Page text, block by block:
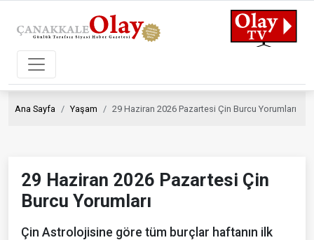
Ana Sayfa Yaşam 29 Haziran 2026 Pazartesi Çin Burcu Yorumları
29 Haziran 2026 Pazartesi Çin
Burcu Yorumları
Çin Astrolojisine göre tüm burçlar haftanın ilk